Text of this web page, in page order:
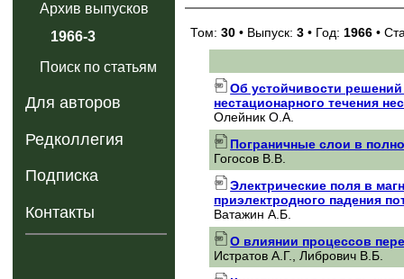
Архив выпусков
1966-3
Поиск по статьям
Для авторов
Редколлегия
Подписка
Контакты
Том:30 • Выпуск:3 • Год: 1966 •
Об устойчивости
нестационарного течения
Олейник О.А.
Пограничные слои в
Гогосов В.В.
Электрические поля в
приэлектродного падения
Ватажин А.Б.
О влиянии процессов
Истратов A.Г., Либрович В.Б.